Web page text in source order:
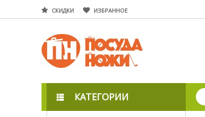
СКИДКИ ИЗБРАННОЕ
КАТЕГОРИИ